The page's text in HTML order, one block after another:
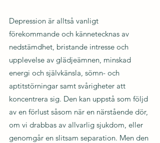
Depression är alltså vanligt
förekommande och kännetecknas av
nedstämdhet, bristande intresse och
upplevelse av glädjeämnen, minskad
energi och självkänsla, sömn- och
aptitstörningar samt svårigheter att
koncentrera sig. Den kan uppstå som följd
av en förlust såsom när en närstående dör,
om vi drabbas av allvarlig sjukdom, eller
genomgår en slitsam separation. Men den